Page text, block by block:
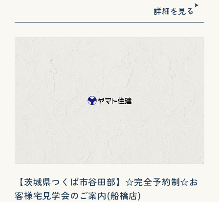
詳細を見る
【茨城県つくば市谷田部】☆完全予約制☆お
客様宅見学会のご案内(船橋店)